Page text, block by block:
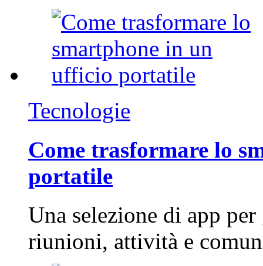
Tecnologie
Come trasformare lo
portatile
Una selezione di app
riunioni, attività e